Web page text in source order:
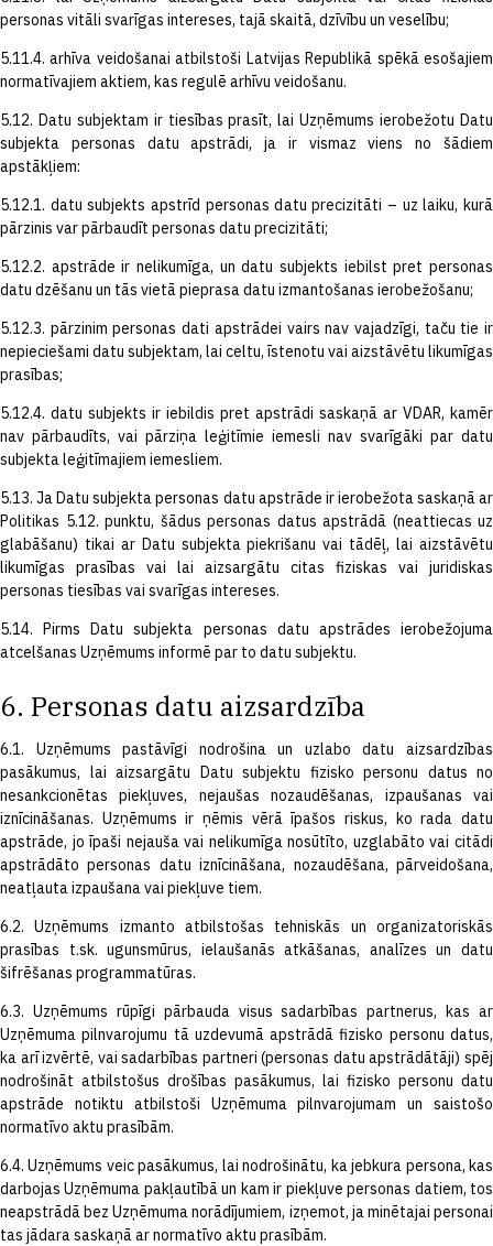
personas vitāli svarīgas intereses, tajā skaitā, dzīvību un veselību;
5.11.4. arhīva veidošanai atbilstoši Latvijas Republikā spēkā esošajiem
normatīvajiem aktiem, kas regulē arhīvu veidošanu.
5.12. Datu subjektam ir tiesības prasīt, lai Uzņēmums ierobežotu Datu
subjekta personas datu apstrādi, ja ir vismaz viens no šādiem
apstākļiem:
5.12.1. datu subjekts apstrīd personas datu precizitāti – uz laiku, kurā
pārzinis var pārbaudīt personas datu precizitāti;
5.12.2. apstrāde ir nelikumīga, un datu subjekts iebilst pret personas
datu dzēšanu un tās vietā pieprasa datu izmantošanas ierobežošanu;
5.12.3. pārzinim personas dati apstrādei vairs nav vajadzīgi, taču tie ir
nepieciešami datu subjektam, lai celtu, īstenotu vai aizstāvētu likumīgas
prasības;
5.12.4. datu subjekts ir iebildis pret apstrādi saskaņā ar VDAR, kamēr
nav pārbaudīts, vai pārziņa leģitīmie iemesli nav svarīgāki par datu
subjekta leģitīmajiem iemesliem.
5.13. Ja Datu subjekta personas datu apstrāde ir ierobežota saskaņā ar
Politikas 5.12. punktu, šādus personas datus apstrādā (neattiecas uz
glabāšanu) tikai ar Datu subjekta piekrišanu vai tādēļ, lai aizstāvētu
likumīgas prasības vai lai aizsargātu citas fiziskas vai juridiskas
personas tiesības vai svarīgas intereses.
5.14. Pirms Datu subjekta personas datu apstrādes ierobežojuma
atcelšanas Uzņēmums informē par to datu subjektu.
6. Personas datu aizsardzība
6.1. Uzņēmums pastāvīgi nodrošina un uzlabo datu aizsardzības
pasākumus, lai aizsargātu Datu subjektu fizisko personu datus no
nesankcionētas piekļuves, nejaušas nozaudēšanas, izpaušanas vai
iznīcināšanas. Uzņēmums ir ņēmis vērā īpašos riskus, ko rada datu
apstrāde, jo īpaši nejauša vai nelikumīga nosūtīto, uzglabāto vai citādi
apstrādāto personas datu iznīcināšana, nozaudēšana, pārveidošana,
neatļauta izpaušana vai piekļuve tiem.
6.2. Uzņēmums izmanto atbilstošas tehniskās un organizatoriskās
prasības t.sk. ugunsmūrus, ielaušanās atkāšanas, analīzes un datu
šifrēšanas programmatūras.
6.3. Uzņēmums rūpīgi pārbauda visus sadarbības partnerus, kas ar
Uzņēmuma pilnvarojumu tā uzdevumā apstrādā fizisko personu datus,
ka arī izvērtē, vai sadarbības partneri (personas datu apstrādātāji) spēj
nodrošināt atbilstošus drošības pasākumus, lai fizisko personu datu
apstrāde notiktu atbilstoši Uzņēmuma pilnvarojumam un saistošo
normatīvo aktu prasībām.
6.4. Uzņēmums veic pasākumus, lai nodrošinātu, ka jebkura persona, kas
darbojas Uzņēmuma pakļautībā un kam ir piekļuve personas datiem, tos
neapstrādā bez Uzņēmuma norādījumiem, izņemot, ja minētajai personai
tas jādara saskaņā ar normatīvo aktu prasībām.